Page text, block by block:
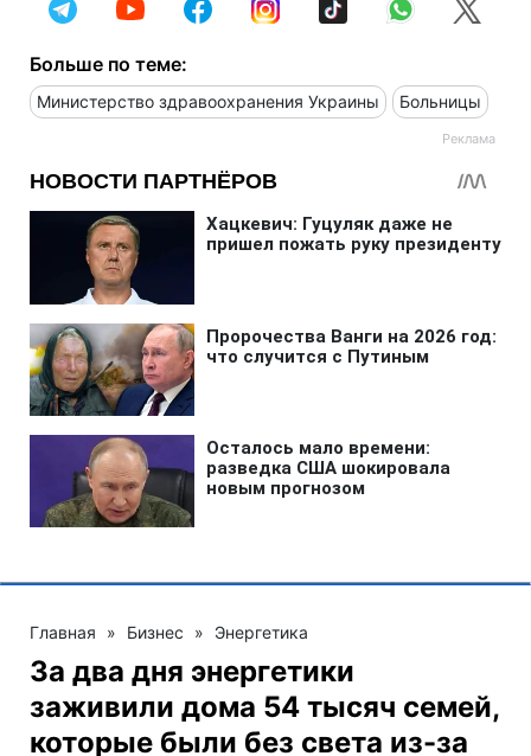
Больше по теме:
Министерство здравоохранения Украины Больницы
Главная » Бизнес » Энергетика
За два дня энергетики
заживили дома 54 тысяч семей,
которые были без света из-за